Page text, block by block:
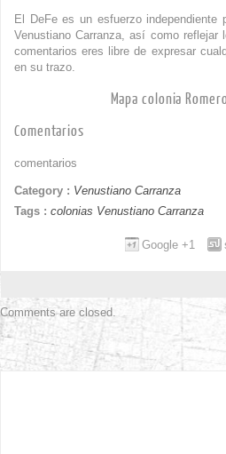
El DeFe es un esfuerzo
Venustiano Carranza, así como
comentarios eres libre de expresar
en su trazo.
Mapa colonia
Comentarios
comentarios
Category : Venustiano Carranza
Tags : colonias Venustiano Carranza
Google +1
Comments are closed.